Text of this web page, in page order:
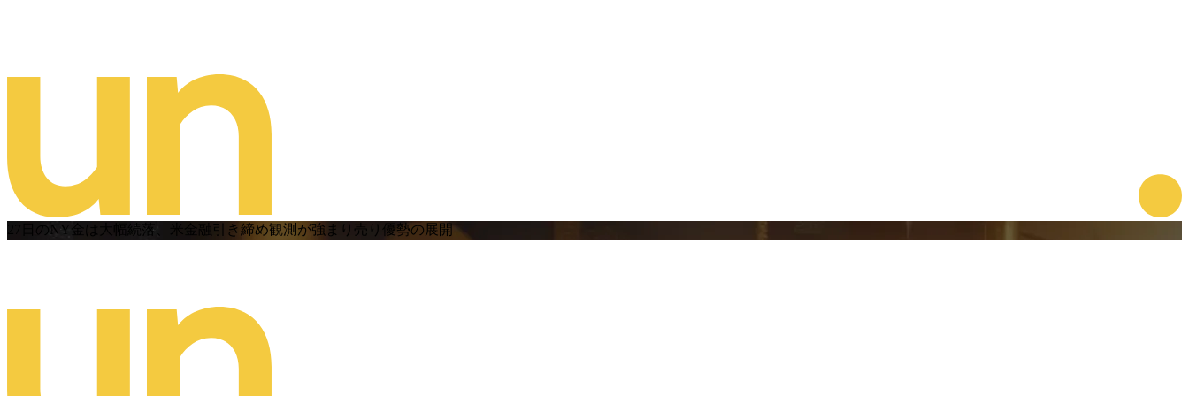
27日のNY金は大幅続落、米金融引き締め観測が強まり売り優勢の展開